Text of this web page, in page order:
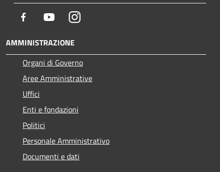
Facebook YoutubeInstagram
AMMINISTRAZIONE
Organi di Governo
Aree Amministrative
Uffici
Enti e fondazioni
Politici
Personale Amministrativo
Documenti e dati